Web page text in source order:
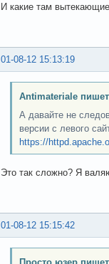
И какие там
01-08-12 15:13:19
Antimateriale
А давайте не
версии с левого
https://
Это так сложно? Я
01-08-12 15:15:42